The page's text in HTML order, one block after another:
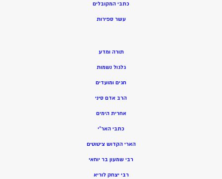
כתבי המקובלים
עשר ספירות
תורה ומדע
גלגול נשמות
חגים ומועדים
הרב אדם סיני
אחרית הימים
כתבי האר”י
הארי הקדוש ציטוטים
רבי שמעון בר יוחאי
רבי יצחק לוריא